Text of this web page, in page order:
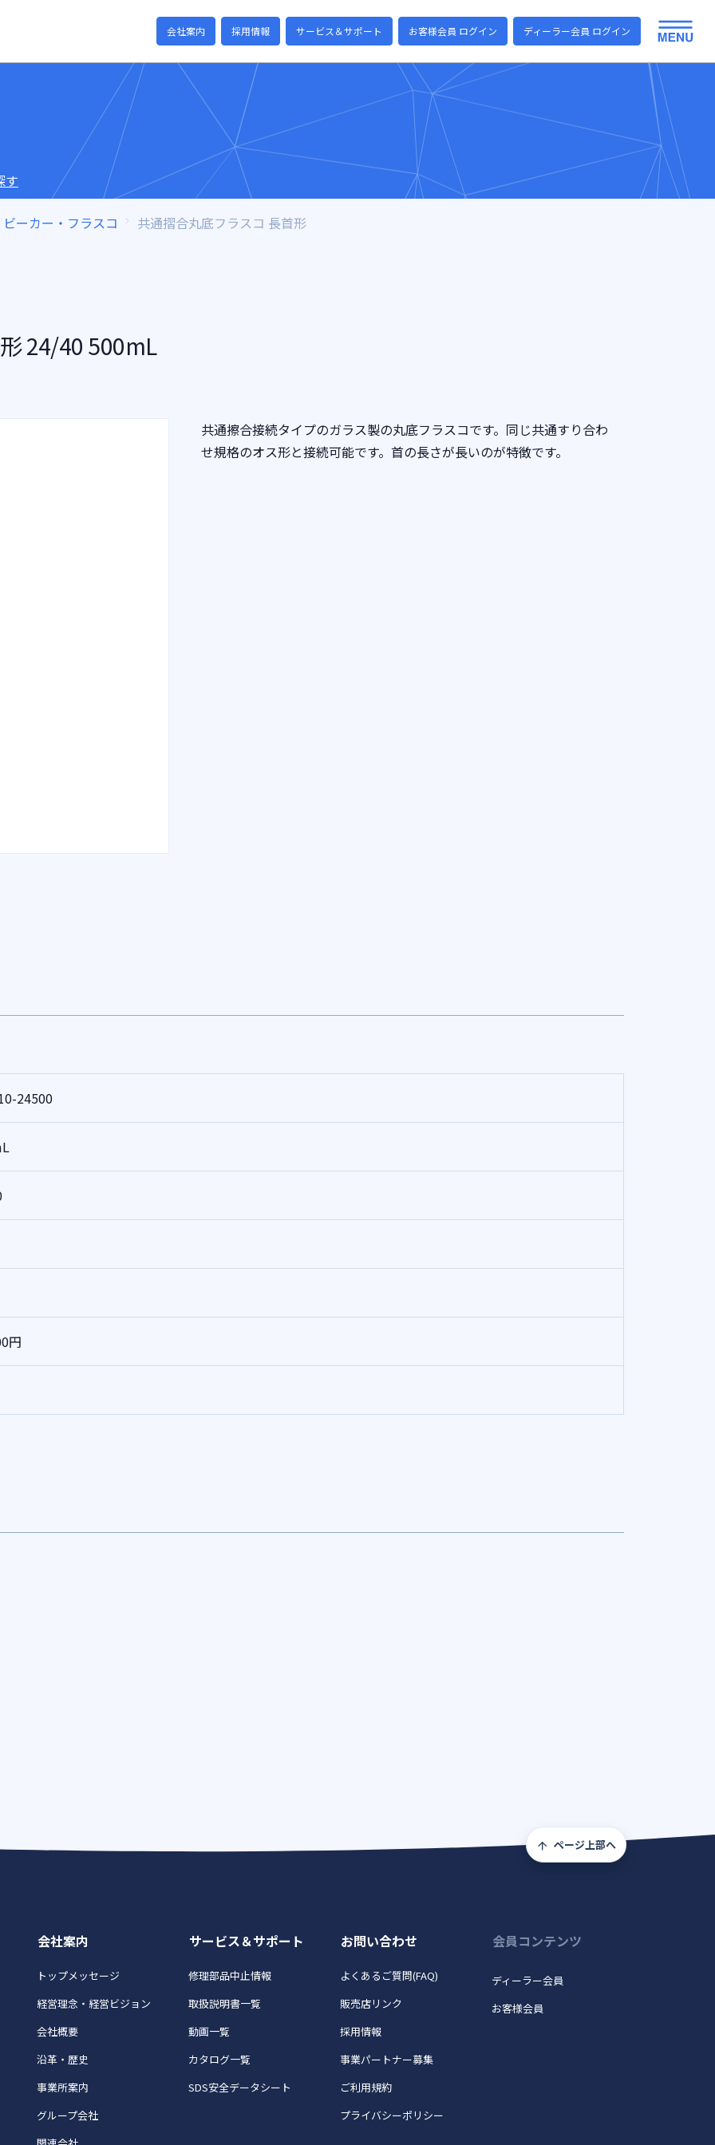
会社案内 採用情報 サービス＆サポート お客様会員 ログイン ディーラー会員 ログイン
す
ビーカー・フラスコ 共通摺合丸底フラスコ 長首形
24/40 500mL
共通擦合接続タイプのガラス製の丸底フラスコです。同じ共通すり合わ
せ規格のオス形と接続可能です。首の長さが長いのが特徴です。
24500
円
ページ上部へ
会社案内
トップメッセージ
経営理念・経営ビジョン
会社概要
沿革・歴史
事業所案内
グループ会社
サービス＆サポート
修理部品中止情報
取扱説明書一覧
動画一覧
カタログ一覧
SDS安全データシート
お問い合わせ
よくあるご質問(FAQ)
販売店リンク
採用情報
事業パートナー募集
ご利用規約
プライバシーポリシー
会員コンテンツ
ディーラー会員
お客様会員